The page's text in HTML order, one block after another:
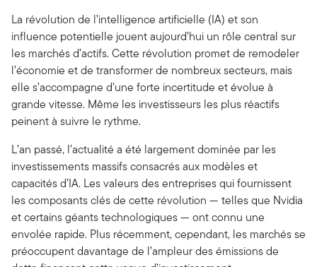
La révolution de l’intelligence artificielle (IA) et son
influence potentielle jouent aujourd’hui un rôle central sur
les marchés d’actifs. Cette révolution promet de remodeler
l’économie et de transformer de nombreux secteurs, mais
elle s’accompagne d’une forte incertitude et évolue à
grande vitesse. Même les investisseurs les plus réactifs
peinent à suivre le rythme.
L’an passé, l’actualité a été largement dominée par les
investissements massifs consacrés aux modèles et
capacités d’IA. Les valeurs des entreprises qui fournissent
les composants clés de cette révolution — telles que Nvidia
et certains géants technologiques — ont connu une
envolée rapide. Plus récemment, cependant, les marchés se
préoccupent davantage de l’ampleur des émissions de